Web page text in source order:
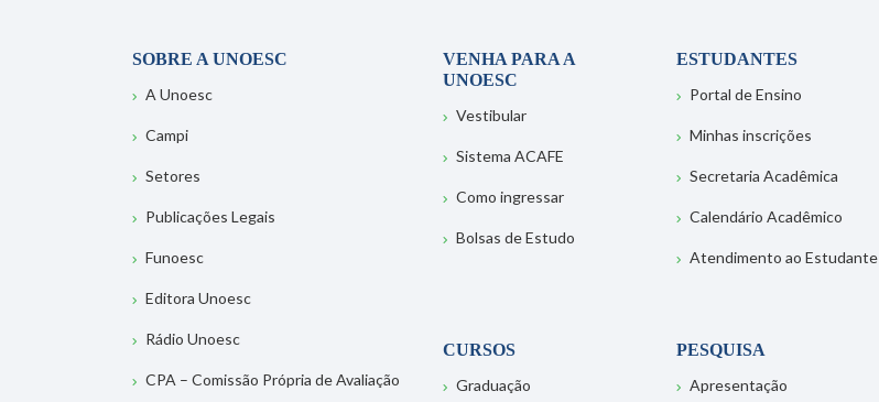
SOBRE A UNOESC
A Unoesc
Campi
Setores
Publicações Legais
Funoesc
Editora Unoesc
Rádio Unoesc
CPA – Comissão Própria de Avaliação
VENHA PARA A
UNOESC
Vestibular
Sistema ACAFE
Como ingressar
Bolsas de Estudo
ESTUDANTES
Portal de Ensino
Minhas inscrições
Secretaria Acadêmica
Calendário Acadêmico
Atendimento ao Estudante
CURSOS
Graduação
PESQUISA
Apresentação